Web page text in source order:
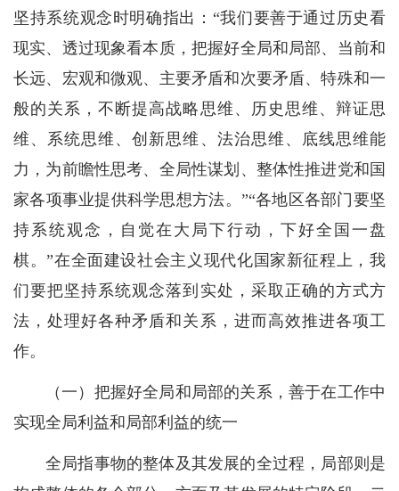
坚持系统观念时明确指出：“我们要善于通过历史看
现实、透过现象看本质，把握好全局和局部、当前和
长远、宏观和微观、主要矛盾和次要矛盾、特殊和一
般的关系，不断提高战略思维、历史思维、辩证思
维、系统思维、创新思维、法治思维、底线思维能
力，为前瞻性思考、全局性谋划、整体性推进党和国
家各项事业提供科学思想方法。”“各地区各部门要坚
持系统观念，自觉在大局下行动，下好全国一盘
棋。”在全面建设社会主义现代化国家新征程上，我
们要把坚持系统观念落到实处，采取正确的方式方
法，处理好各种矛盾和关系，进而高效推进各项工
作。
（一）把握好全局和局部的关系，善于在工作中
实现全局利益和局部利益的统一
全局指事物的整体及其发展的全过程，局部则是